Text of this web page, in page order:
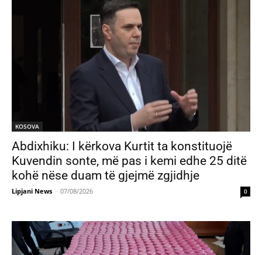
KOSOVA
Abdixhiku: I kërkova Kurtit ta konstituojë
Kuvendin sonte, më pas i kemi edhe 25 ditë
kohë nëse duam të gjejmë zgjidhje
Lipjani News - 07/08/2026 0